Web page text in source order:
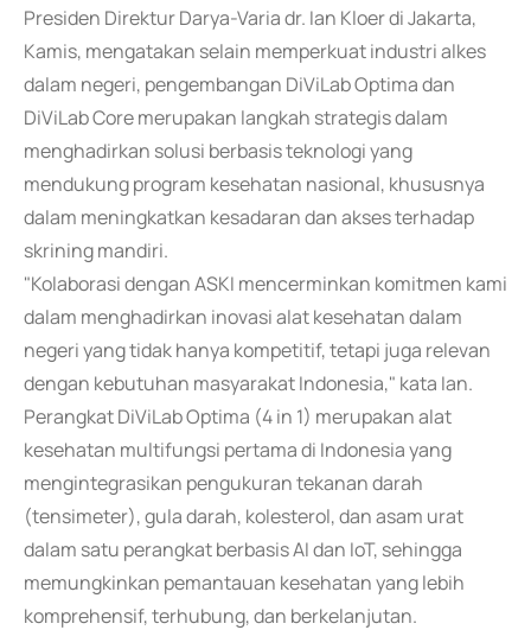
Presiden Direktur Darya-Varia dr. Ian Kloer di Jakarta,
Kamis, mengatakan selain memperkuat industri alkes
dalam negeri, pengembangan DiViLab Optima dan
DiViLab Core merupakan langkah strategis dalam
menghadirkan solusi berbasis teknologi yang
mendukung program kesehatan nasional, khususnya
dalam meningkatkan kesadaran dan akses terhadap
skrining mandiri.
"Kolaborasi dengan ASKI mencerminkan komitmen kami
dalam menghadirkan inovasi alat kesehatan dalam
negeri yang tidak hanya kompetitif, tetapi juga relevan
dengan kebutuhan masyarakat Indonesia," kata Ian.
Perangkat DiViLab Optima (4 in 1) merupakan alat
kesehatan multifungsi pertama di Indonesia yang
mengintegrasikan pengukuran tekanan darah
(tensimeter), gula darah, kolesterol, dan asam urat
dalam satu perangkat berbasis AI dan IoT, sehingga
memungkinkan pemantauan kesehatan yang lebih
komprehensif, terhubung, dan berkelanjutan.